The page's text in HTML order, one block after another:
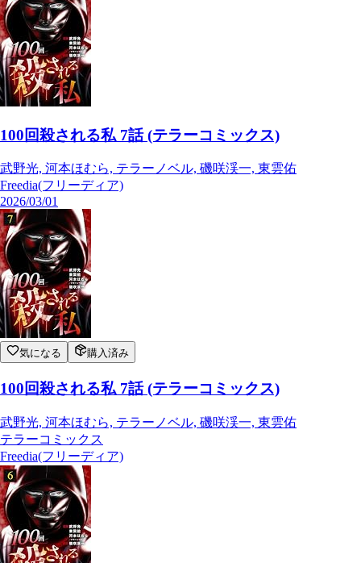
100回殺される私 7話 (テラーコミックス)
武野光, 河本ほむら, テラーノベル, 磯咲渓一, 東雲佑
Freedia(フリーディア)
2026/03/01
気になる 購入済み
100回殺される私 7話 (テラーコミックス)
武野光, 河本ほむら, テラーノベル, 磯咲渓一, 東雲佑
テラーコミックス
Freedia(フリーディア)